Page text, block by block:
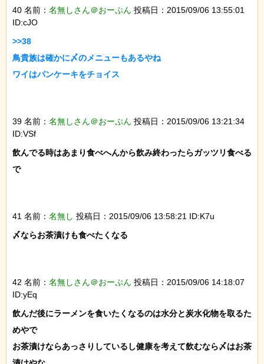
40 名前： 名無しさん＠おーぷん 投稿日：2015/09/06 13:55:01
ID:cJO
>>38
鳥貴族は確かに〆のメニューもあるやね
ワイはパンケーキをチョイス
39 名前： 名無しさん＠おーぷん 投稿日：2015/09/06 13:21:34
ID:VSf
飲んでる時はあまり食べへんから飲み終わったらガッツリ食べる
で
41 名前： 名無し 投稿日：2015/09/06 13:58:21 ID:K7u
〆ならお茶漬けも食べたくなる
42 名前： 名無しさん＠おーぷん 投稿日：2015/09/06 14:18:07
ID:yEq
飲んだ後にラーメンを食いたくなるのは水分と炭水化物を取るた
めやで
お茶漬けならあっさりしているし健康を考えて飲むなら〆はお茶